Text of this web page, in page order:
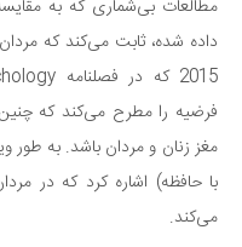
مطالعات بی‌شماری که به
داده شده، ثابت می‌کند که
فرضیه را مطرح می‌کند که چنین
مغز زنان و مردان باشد. به طور
با حافظه) اشاره کرد که در
می‌کند.